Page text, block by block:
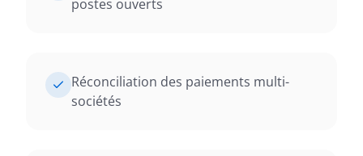
postes ouverts
Réconciliation des paiements multi-
sociétés